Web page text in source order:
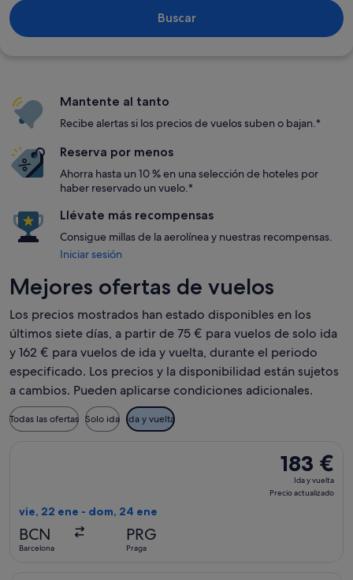
Buscar
Mantente al tanto
Recibe alertas si los precios de vuelos suben o bajan.*
Reserva por menos
Ahorra hasta un 10 % en una selección de hoteles por
haber reservado un vuelo.*
Llévate más recompensas
Consigue millas de la aerolínea y nuestras recompensas.
Iniciar sesión
Mejores ofertas de vuelos
Los precios mostrados han estado disponibles en los
últimos siete días, a partir de 75 € para vuelos de solo ida
y 162 € para vuelos de ida y vuelta, durante el periodo
especificado. Los precios y la disponibilidad están sujetos
a cambios. Pueden aplicarse condiciones adicionales.
Todas las ofertas Solo ida Ida y vuelta
183 €
Ida
y
183 €
Ida y vuelta
Precio actualizado
vie, 22 ene - dom, 24 ene
BCN
Barcelona
PRG
Praga